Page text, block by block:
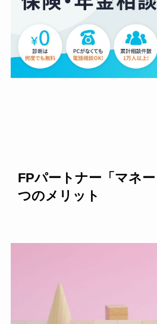
FPパートナー「マネ
つのメリット